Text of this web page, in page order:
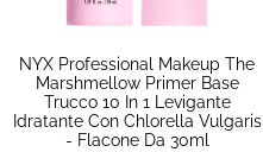
NYX Professional Makeup The
Marshmellow Primer Base
Trucco 10 In 1 Levigante
Idratante Con Chlorella Vulgaris
- Flacone Da 30ml